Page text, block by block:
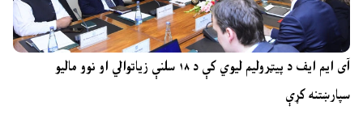
آی ایم ایف د پیټرولیم لیوي کې د ۱۸ سلنې زیاتوالي او نوو مالیو
سپارښتنه کړې